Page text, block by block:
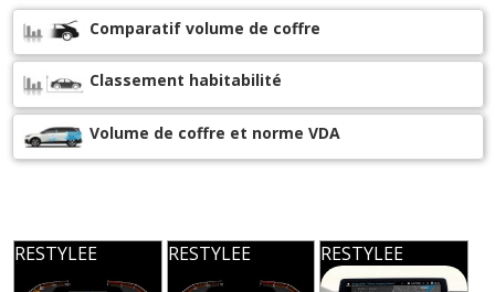
Comparatif volume de coffre
Classement habitabilité
Volume de coffre et norme VDA
RESTYLEE RESTYLEE RESTYLEE